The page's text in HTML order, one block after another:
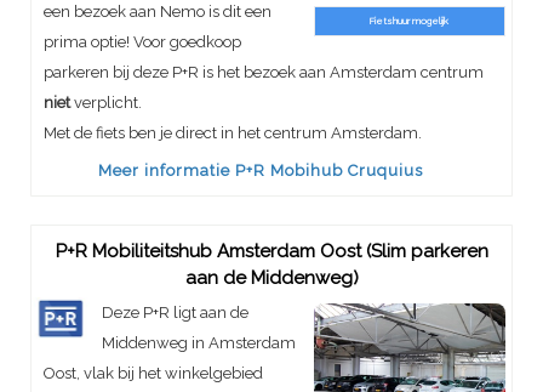
Fietshuur mogelijk
een bezoek aan Nemo is dit een
prima optie! Voor goedkoop
parkeren bij deze P+R is het bezoek aan Amsterdam centrum
nietverplicht.
Met de fiets ben je direct in het centrum Amsterdam.
Meer informatie P+R Mobihub Cruquius
P+R Mobiliteitshub Amsterdam Oost (Slim parkeren
aan de Middenweg)
Deze P+R ligt aan de
Middenweg in Amsterdam
Oost, vlak bij het winkelgebied